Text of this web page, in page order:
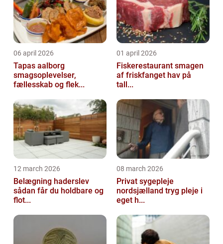
06 april 2026
Tapas aalborg
smagsoplevelser,
fællesskab og flek...
01 april 2026
Fiskerestaurant smagen
af friskfanget hav på
tall...
12 march 2026
Belægning haderslev
sådan får du holdbare og
flot...
08 march 2026
Privat sygepleje
nordsjælland tryg pleje i
eget h...